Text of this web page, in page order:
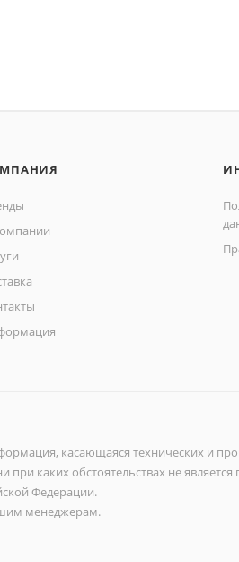
касающаяся технических и
каких обстоятельствах не
Федерации.
менеджерам.